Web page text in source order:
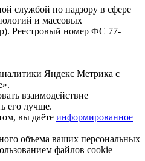
службой по надзору в сфере
и массовых
Реестровый номер ФС 77-
Яндекс Метрика с
взаимодействие
его лучше.
вы даёте информированное
объема ваших персональных
файлов cookie